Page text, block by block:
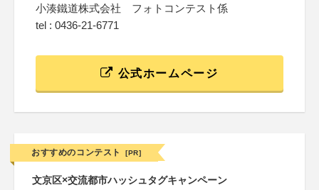
小湊鐵道株式会社 フォトコンテスト係
tel : 0436-21-6771
公式ホームページ
おすすめのコンテスト [PR]
文京区×交流都市ハッシュタグキャンペーン